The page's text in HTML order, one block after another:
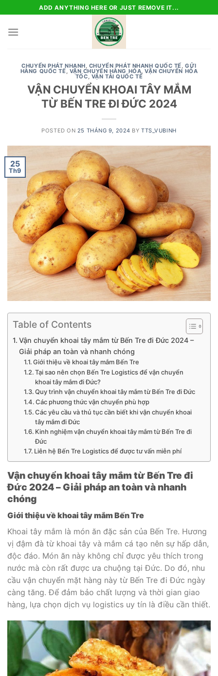
to
content
ADD ANYTHING HERE OR JUST REMOVE IT...
CHUYỂN PHÁT NHANH, CHUYỂN PHÁT NHANH QUỐC TẾ,GỬI
HÀNG QUỐC TẾ, VẬN CHUYỂN HÀNG HÓA,VẬN CHUYỂN HỎA
TỐC, VẬN TẢI QUỐC TẾ
VẬN CHUYỂN KHOAI TÂY MẮM
TỪ BẾN TRE ĐI ĐỨC 2024
POSTED ON 25 THÁNG 9, 2024 BYTTS_VUBINH
25
Th9
Table of Contents
Vận chuyển khoai tây mắm từ Bến Tre đi Đức 2024 –
Giải pháp an toàn và nhanh chóng
Giới thiệu về khoai tây mắm Bến Tre
Tại sao nên chọn Bến Tre Logistics để vận chuyển
khoai tây mắm đi Đức?
Quy trình vận chuyển khoai tây mắm từ Bến Tre đi Đức
Các phương thức vận chuyển phù hợp
Các yêu cầu và thủ tục cần biết khi vận chuyển khoai
tây mắm đi Đức
Kinh nghiệm vận chuyển khoai tây mắm từ Bến Tre đi
Đức
Liên hệ Bến Tre Logistics để được tư vấn miễn phí
Vận chuyển khoai tây mắm từ Bến Tre đi
Đức 2024 – Giải pháp an toàn và nhanh
chóng
Giới thiệu về khoai tây mắm Bến Tre
Khoai tây mắm là món ăn đặc sản của Bến Tre. Hương
vị đậm đà từ khoai tây và mắm cá tạo nên sự hấp dẫn,
độc đáo. Món ăn này không chỉ được yêu thích trong
nước mà còn rất được ưa chuộng tại Đức. Do đó, nhu
cầu vận chuyển mặt hàng này từ Bến Tre đi Đức ngày
càng tăng. Để đảm bảo chất lượng và thời gian giao
hàng, lựa chọn dịch vụ logistics uy tín là điều cần thiết.